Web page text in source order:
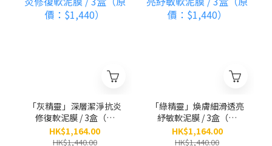
「灰精靈」深層潔淨抗炎
修復軟泥膜 / 3盒（原
價：$1,440）
HK$1,164.00
HK$1,440.00
「綠精靈」煥膚細滑透亮
紓敏軟泥膜 / 3盒（原
價：$1,440）
HK$1,164.00
HK$1,440.00